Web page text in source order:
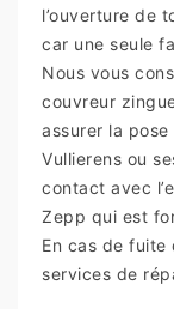
l’ouverture de
car une seule
Nous vous
couvreur
assurer la
Vullierens ou
contact avec
Zepp qui est
En cas de fuite
services de